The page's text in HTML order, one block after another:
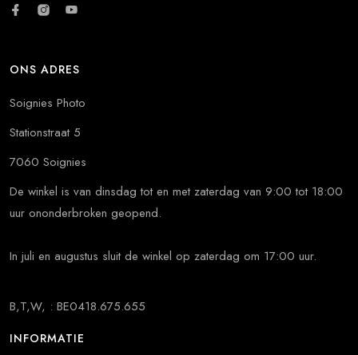
ONS ADRES
Soignies Photo
Stationstraat 5
7060 Soignies
De winkel is van dinsdag tot en met zaterdag van 9:00 tot 18:00
uur ononderbroken geopend.
In juli en augustus sluit de winkel op zaterdag om 17:00 uur.
B,T,W, : BE0418.675.655
INFORMATIE